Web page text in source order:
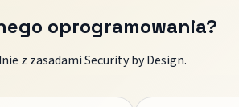
oprogramowania?
z zasadami Security by Design.